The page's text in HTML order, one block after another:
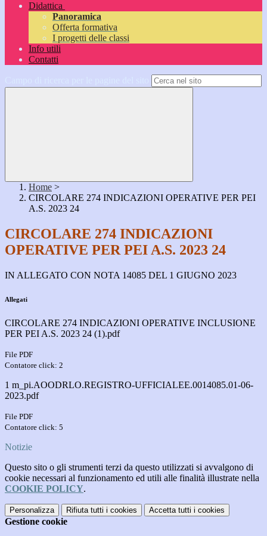
Didattica
Panoramica
Offerta formativa
I progetti delle classi
Info utili
Contatti
Home >
CIRCOLARE 274 INDICAZIONI OPERATIVE PER PEI
A.S. 2023 24
CIRCOLARE 274 INDICAZIONI
OPERATIVE PER PEI A.S. 2023 24
IN ALLEGATO CON NOTA 14085 DEL 1 GIUGNO 2023
Allegati
CIRCOLARE 274 INDICAZIONI OPERATIVE INCLUSIONE
PER PEI A.S. 2023 24 (1).pdf
File PDF
Contatore click: 2
1 m_pi.AOODRLO.REGISTRO-UFFICIALEE.0014085.01-06-
2023.pdf
File PDF
Contatore click: 5
Notizie
Questo sito o gli strumenti terzi da questo utilizzati si avvalgono di
cookie necessari al funzionamento ed utili alle finalità illustrate nella
COOKIE POLICY.
Personalizza Rifiuta tutti i cookies Accetta tutti i cookies
Gestione cookie